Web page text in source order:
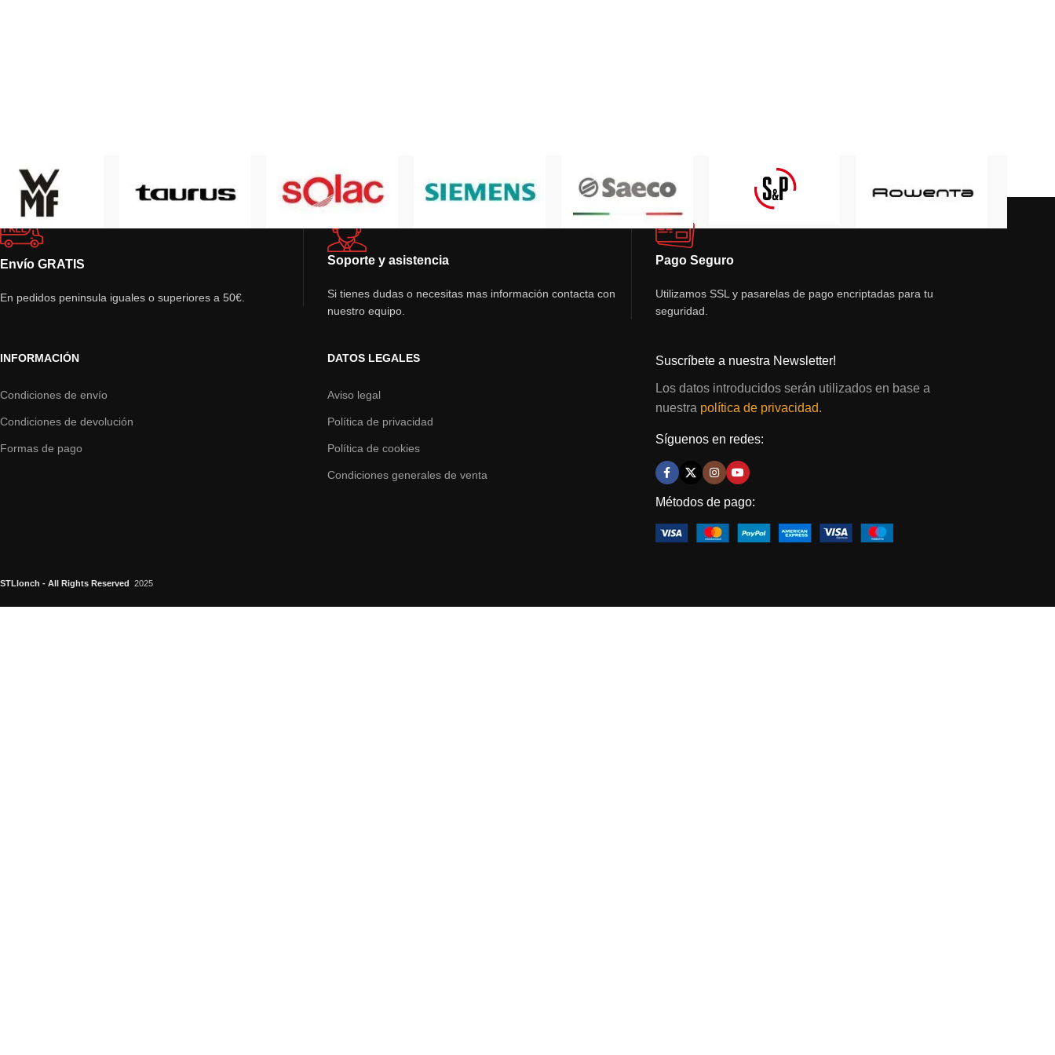
Envío GRATIS
En pedidos peninsula iguales o superiores a 50€.
Soporte y asistencia
Si tienes dudas o necesitas mas información contacta con
nuestro equipo.
Pago Seguro
Utilizamos SSL y pasarelas de pago encriptadas para tu
seguridad.
INFORMACIÓN
Condiciones de envío
Condiciones de devolución
Formas de pago
DATOS LEGALES
Aviso legal
Política de privacidad
Política de cookies
Condiciones generales de venta
Suscríbete a nuestra Newsletter!
Los datos introducidos serán utilizados en base a
nuestra política de privacidad.
Síguenos en redes:
Métodos de pago:
STLlonch - All Rights Reserved 2025